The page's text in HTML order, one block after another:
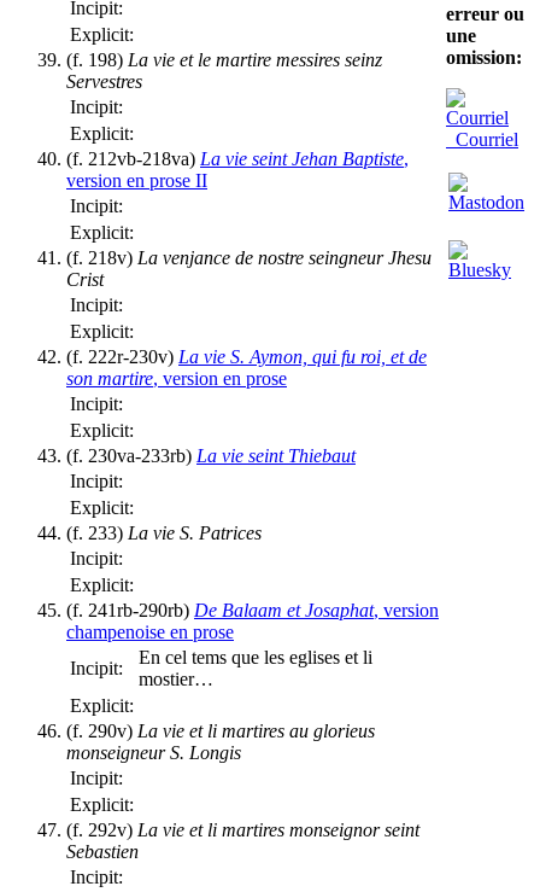
Incipit:
Explicit:
(f. 198) La vie et le martire messires seinz
Servestres
Incipit:
Explicit:
(f. 212vb-218va) La vie seint Jehan Baptiste,
version en prose II
Incipit:
Explicit:
(f. 218v) La venjance de nostre seingneur Jhesu
Crist
Incipit:
Explicit:
(f. 222r-230v) La vie S. Aymon, qui fu roi, et de
son martire, version en prose
Incipit:
Explicit:
(f. 230va-233rb) La vie seint Thiebaut
Incipit:
Explicit:
(f. 233) La vie S. Patrices
Incipit:
Explicit:
(f. 241rb-290rb) De Balaam et Josaphat, version
champenoise en prose
Incipit:
En cel tems que les eglises et li
mostier…
Explicit:
(f. 290v) La vie et li martires au glorieus
monseigneur S. Longis
Incipit:
Explicit:
(f. 292v) La vie et li martires monseignor seint
Sebastien
Incipit:
erreur ou
une
omission:
Courriel